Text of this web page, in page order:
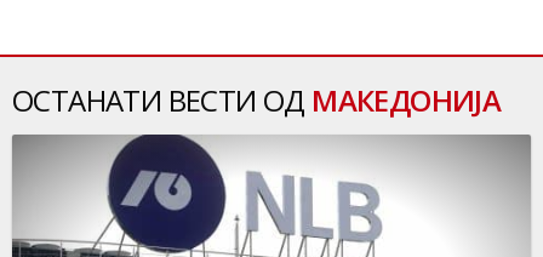
ОСТАНАТИ ВЕСТИ ОД МАКЕДОНИЈА